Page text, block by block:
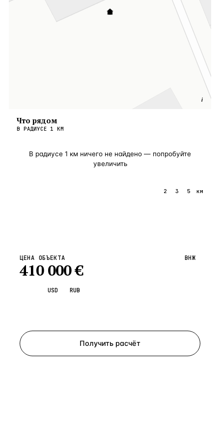
i
Что рядом
В РАДИУСЕ 1 КМ
В радиусе 1 км ничего не найдено — попробуйте
увеличить
2 3 5 км
ЦЕНА ОБЪЕКТА
410 000€
ВНЖ
USD RUB
Получить расчёт